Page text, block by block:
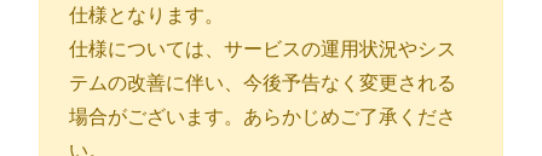
仕様となります。
仕様については、サービスの運用状況やシス
テムの改善に伴い、今後予告なく変更される
場合がございます。あらかじめご了承くださ
い。